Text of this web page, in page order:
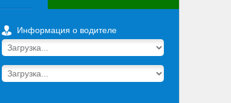
Информация о водителе